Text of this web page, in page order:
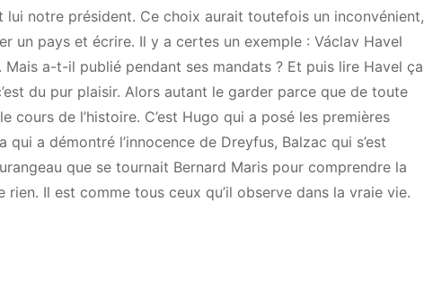
lui notre président. Ce choix aurait toutefois un inconvénient,
un pays et écrire. Il y a certes un exemple : Václav Havel
a-t-il publié pendant ses mandats ? Et puis lire Havel ça
du pur plaisir. Alors autant le garder parce que de toute
de l’histoire. C’est Hugo qui a posé les premières
a démontré l’innocence de Dreyfus, Balzac qui s’est
que se tournait Bernard Maris pour comprendre la
Il est comme tous ceux qu’il observe dans la vraie vie.